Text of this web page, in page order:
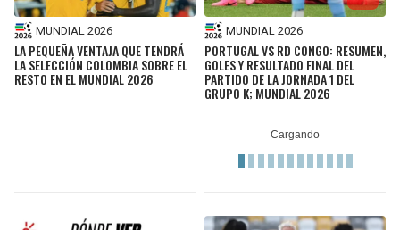
MUNDIAL 2026
LA PEQUEÑA VENTAJA QUE TENDRÁ
LA SELECCIÓN COLOMBIA SOBRE EL
RESTO EN EL MUNDIAL 2026
MUNDIAL 2026
PORTUGAL VS RD CONGO: RESUMEN,
GOLES Y RESULTADO FINAL DEL
PARTIDO DE LA JORNADA 1 DEL
GRUPO K; MUNDIAL 2026